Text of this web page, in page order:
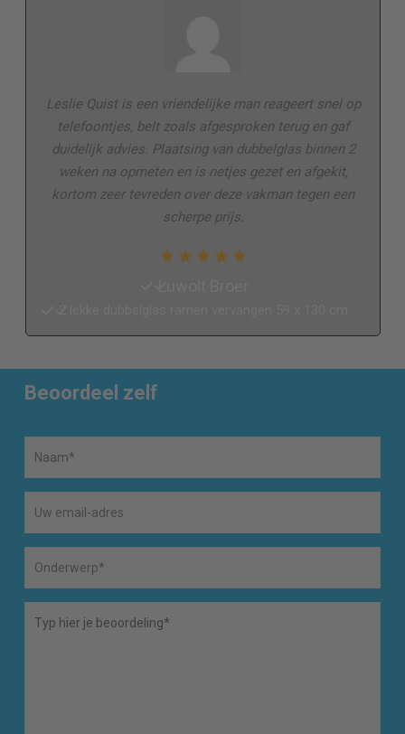
Leslie Quist is een vriendelijke man reageert snel op
telefoontjes, belt zoals afgesproken terug en gaf
duidelijk advies. Plaatsing van dubbelglas binnen 2
weken na opmeten en is netjes gezet en afgekit,
kortom zeer tevreden over deze vakman tegen een
scherpe prijs.
Beoordeel zelf